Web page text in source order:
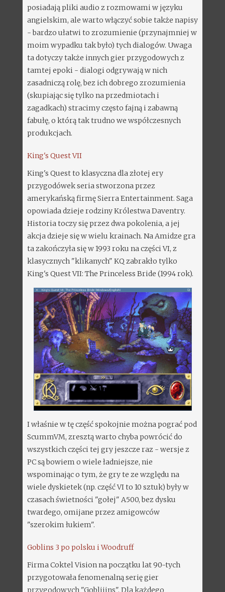
posiadają pliki audio z rozmowami w języku
angielskim, ale warto włączyć sobie także napisy
- bardzo ułatwi to zrozumienie (przynajmniej w
moim wypadku tak było) tych dialogów. Uwaga
ta dotyczy także innych gier przygodowych z
tamtej epoki - dialogi odgrywają w nich
zasadniczą rolę, bez ich dobrego zrozumienia
(skupiając się tylko na przedmiotach i
zagadkach) stracimy często fajną i zabawną
fabułę, o którą tak trudno we współczesnych
produkcjach.
King's Quest VII
King's Quest to klasyczna dla złotej ery
przygodówek seria stworzona przez
amerykańską firmę Sierra Entertainment. Saga
opowiada dzieje rodziny Królestwa Daventry.
Historia toczy się przez dwa pokolenia, a jej
akcja dzieje się w wielu krainach. Na Amidze gra
ta zakończyła się w 1993 roku na części VI, z
klasycznych "klikanych" KQ zabrakło tylko
King's Quest VII: The Princeless Bride (1994 rok).
I właśnie w tę część spokojnie można pograć pod
ScummVM, zresztą warto chyba powrócić do
wszystkich części tej gry jeszcze raz - wersje z
PC są bowiem o wiele ładniejsze, nie
wspominając o tym, że gry te ze względu na
wiele dyskietek (np. część VI to 10 sztuk) były w
czasach świetności "gołej" A500, bez dysku
twardego, omijane przez amigowców
"szerokim łukiem".
Goblins 3 po polsku i Woodruff
Firma Coktel Vision na początku lat 90-tych
przygotowała fenomenalną serię gier
przygodowych "Gobliiins". Dla każdego